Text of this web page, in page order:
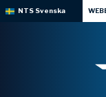
NTS Svenska